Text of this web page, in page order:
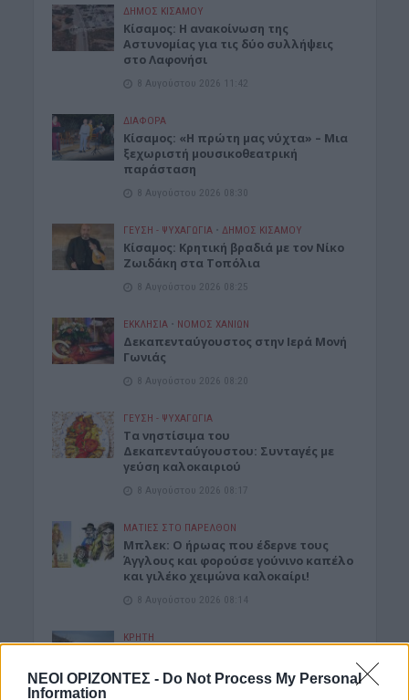
ΝΕΟΙ ΟΡΙΖΟΝΤΕΣ - Do Not Process My Personal
Information
ΔΉΜΟΣ ΚΙΣΆΜΟΥ
Κίσαμος: Η ανακοίνωση της
Αστυνομίας για τις δύο συλλήψεις
στο Λαφονήσι
8 Αυγούστου 2026 11:42
ΔΙΆΦΟΡΑ
Κίσαμος: «Η πρώτη μας νύχτα» – Μια
ξεχωριστή μουσικοθεατρική
παράσταση
8 Αυγούστου 2026 08:30
ΓΕΎΣΗ - ΨΥΧΑΓΩΓΊΑ • ΔΉΜΟΣ ΚΙΣΆΜΟΥ
Kίσαμος: Κρητική βραδιά με τον Νίκο
Ζωιδάκη στα Τοπόλια
8 Αυγούστου 2026 08:25
ΕΚΚΛΗΣΙΑ • ΝΟΜΌΣ ΧΑΝΊΩΝ
Δεκαπενταύγουστος στην Ιερά Μονή
Γωνιάς
8 Αυγούστου 2026 08:20
ΓΕΎΣΗ - ΨΥΧΑΓΩΓΊΑ
Τα νηστίσιμα του
Δεκαπενταύγουστου: Συνταγές με
γεύση καλοκαιριού
8 Αυγούστου 2026 08:17
ΜΑΤΙΕΣ ΣΤΟ ΠΑΡΕΛΘΟΝ
Μπλεκ: O ήρωας που έδερνε τους
Άγγλους και φορούσε γούνινο καπέλο
και γιλέκο χειμώνα καλοκαίρι!
8 Αυγούστου 2026 08:14
ΚΡΗΤΗ
Αυγούστου